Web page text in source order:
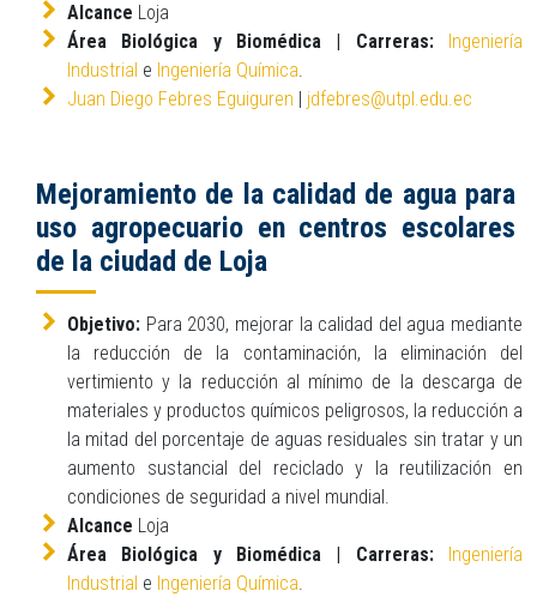
Alcance Loja
Área Biológica y Biomédica | Carreras:Ingeniería
Industrial e Ingeniería Química.
Juan Diego Febres Eguiguren | jdfebres@utpl.edu.ec
Mejoramiento de la calidad de agua para
uso agropecuario en centros escolares
de la ciudad de Loja
Objetivo: Para 2030, mejorar la calidad del agua mediante
la reducción de la contaminación, la eliminación del
vertimiento y la reducción al mínimo de la descarga de
materiales y productos químicos peligrosos, la reducción a
la mitad del porcentaje de aguas residuales sin tratar y un
aumento sustancial del reciclado y la reutilización en
condiciones de seguridad a nivel mundial.
Alcance Loja
Área Biológica y Biomédica | Carreras:Ingeniería
Industrial e Ingeniería Química.